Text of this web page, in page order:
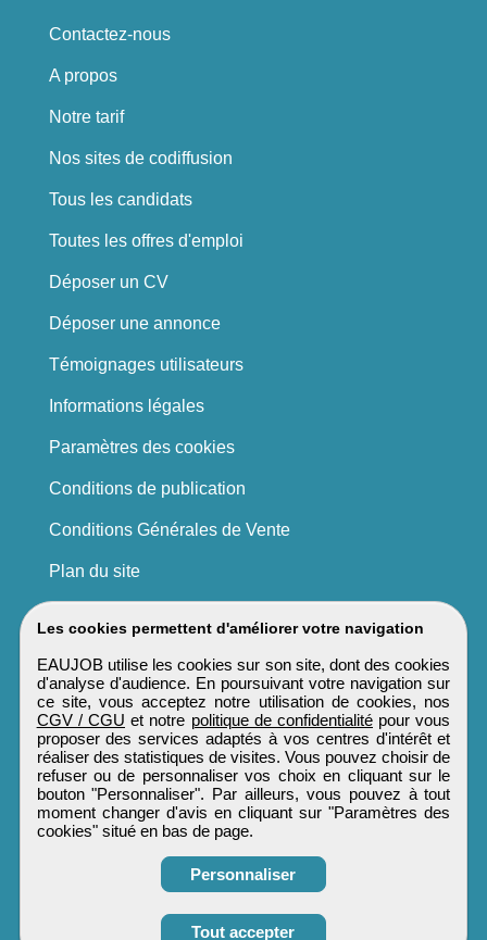
Obtenir ses
Les cookies permettent d'améliorer votre navigation
EAUJOB utilise les cookies sur son site, dont des cookies
d'analyse d'audience. En poursuivant votre navigation sur
ce site, vous acceptez notre utilisation de cookies, nos
CGV / CGU et notre politique de confidentialité pour vous
proposer des services adaptés à vos centres d'intérêt et
réaliser des statistiques de visites. Vous pouvez choisir de
refuser ou de personnaliser vos choix en cliquant sur le
bouton "Personnaliser". Par ailleurs, vous pouvez à tout
moment changer d'avis en cliquant sur "Paramètres des
cookies" situé en bas de page.
Personnaliser
Tout accepter
Contactez-nous
A propos
Notre tarif
Nos sites de codiffusion
Tous les candidats
Toutes les offres d'emploi
Déposer un CV
Déposer une annonce
Témoignages utilisateurs
Informations légales
Paramètres des cookies
Conditions de publication
Conditions Générales de Vente
Plan du site